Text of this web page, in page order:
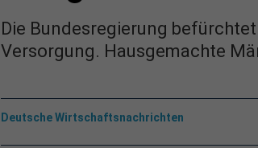
Die Bundesregierung
Versorgung. Hausgemachte
Deutsche Wirtschaftsnachrichten